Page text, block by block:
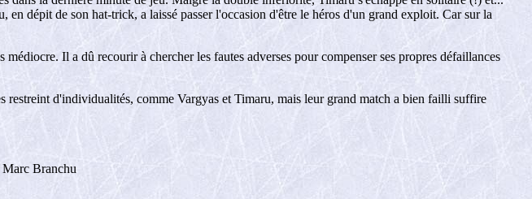
dépit de son hat-trick, a laissé passer l'occasion d'être le héros d'un grand exploit. Car sur la
Il a dû recourir à chercher les fautes adverses pour compenser ses propres défaillances
restreint d'individualités, comme Vargyas et Timaru, mais leur grand match a bien failli suffire
Branchu